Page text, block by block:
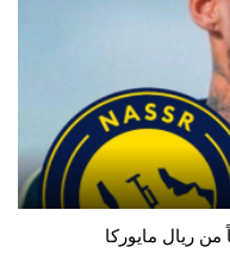
ريال مايوركا